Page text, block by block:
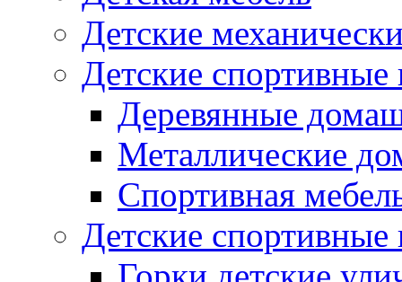
Детские
Детские
Деревянные
Металлические
Спортивная
Детские